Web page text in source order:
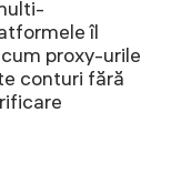
îl
proxy-urile
conturi fără